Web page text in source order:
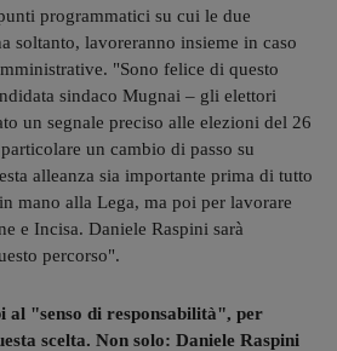
programmatici su cui le due
soltanto, lavoreranno insieme in caso
"Sono felice di questo
sindaco Mugnai – gli elettori
un segnale preciso alle elezioni del 26
un cambio di passo su
alleanza sia importante prima di tutto
mano alla Lega, ma poi per lavorare
e Incisa. Daniele Raspini sarà
percorso".
al "senso di responsabilità", per
scelta. Non solo: Daniele Raspini